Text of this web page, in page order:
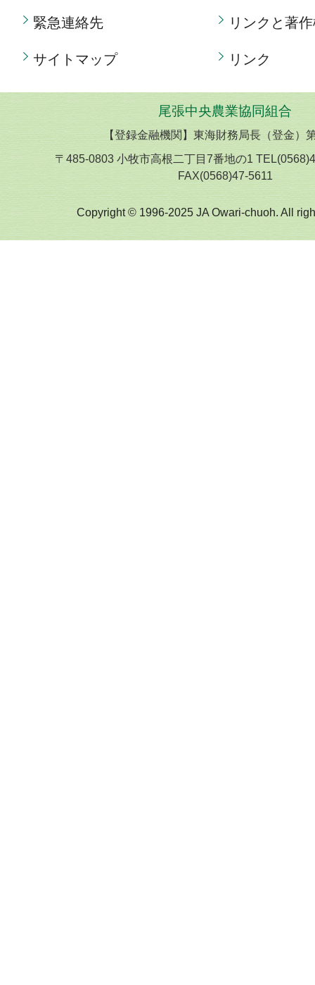
緊急連絡先
サイトマップ
リンクと著
リンク
尾張中央農業協同組合
【登録金融機関】東海財務局長（登金）
〒485-0803 小牧市高根二丁目7番地の1
FAX(0568)47-5611
Copyright © 1996-2025 JA Owari-chuoh. All